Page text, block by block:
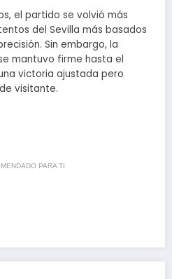
el partido se volvió más
del Sevilla más basados
Sin embargo, la
mantuvo firme hasta el
victoria ajustada pero
visitante.
PARA TI